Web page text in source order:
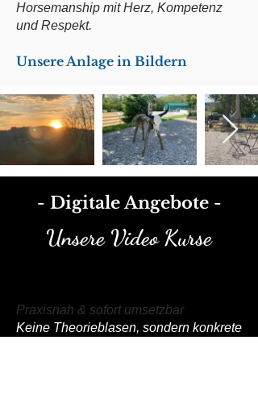
Horsemanship mit Herz, Kompetenz
und Respekt.
Unsere Anlage in Bildern
- Digitale Angebote -
Unsere Video Kurse
Praxisnah & sofort umsetzbar
Keine Theorieblasen, sondern konkrete